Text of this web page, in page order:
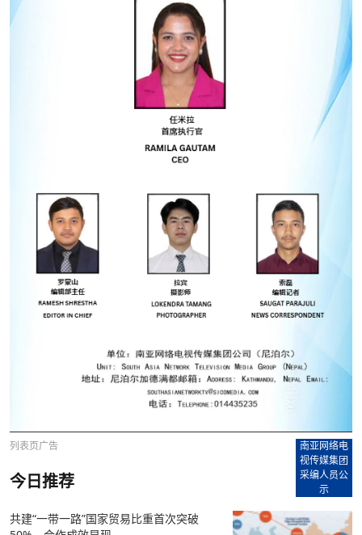
列表页广告
南亚网络电
视传媒集团
采编人员公
示
今日推荐
共建“一带一路”国家贸易比重首次突破